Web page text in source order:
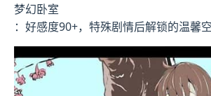
梦幻卧室
：好感度90+，特殊剧情后解锁的温馨